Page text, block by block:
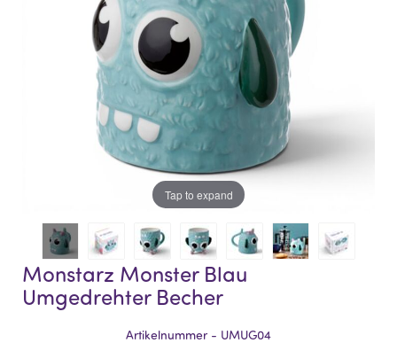
Tap to expand
Monstarz Monster Blau
Umgedrehter Becher
Artikelnummer - UMUG04